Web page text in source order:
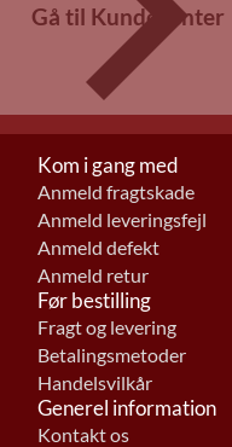
Gå til Kundecenter
Kom i gang med
Anmeld fragtskade
Anmeld leveringsfejl
Anmeld defekt
Anmeld retur
Før bestilling
Fragt og levering
Betalingsmetoder
Handelsvilkår
Generel information
Kontakt os